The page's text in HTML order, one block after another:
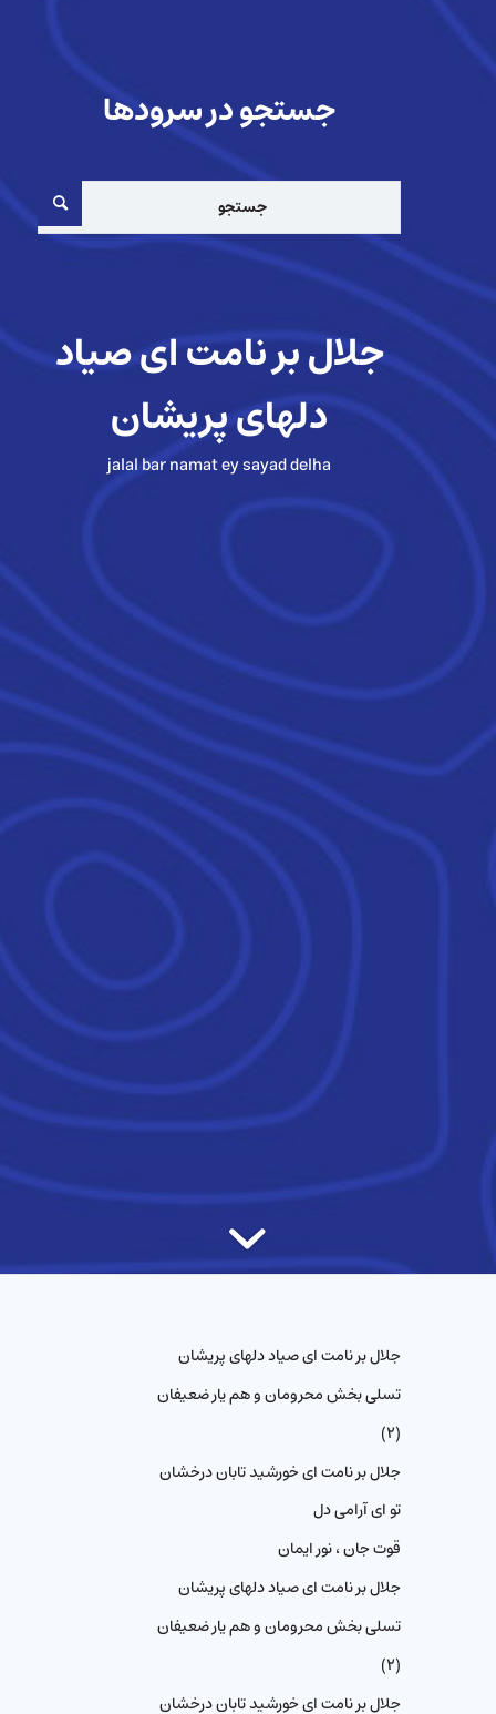
جستجو در سرودها
جلال بر نامت ای صیاد
دلهای پریشان
jalal bar namat ey sayad delha
جلال بر نامت ای صیاد دلهای پریشان
تسلی بخش محرومان و هم یار ضعیفان
(۲)
جلال بر نامت ای خورشید تابان درخشان
تو ای آرامی دل
قوت جان ، نور ایمان
جلال بر نامت ای صیاد دلهای پریشان
تسلی بخش محرومان و هم یار ضعیفان
(۲)
جلال بر نامت ای خورشید تابان درخشان